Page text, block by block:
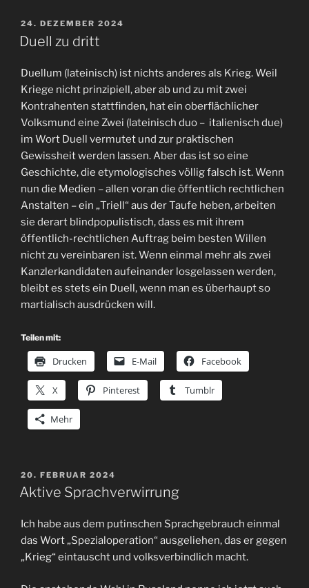
VERÖFFENTLICHT
AM
24. DEZEMBER 2024
Duell zu dritt
Duellum (lateinisch) ist nichts anderes als Krieg. Weil
Kriege nicht prinzipiell, aber ab und zu mit zwei
Kontrahenten stattfinden, hat ein oberflächlicher
Volksmund eine Zwei (lateinisch duo – italienisch due)
im Wort Duell vermutet und zur praktischen
Gewissheit werden lassen. Aber das ist so eine
Geschichte, die etymologisches völlig falsch ist. Wenn
nun die Medien – allen voran die öffentlich rechtlichen
Anstalten – ein „Triell“ aus der Taufe heben, arbeiten
sie derart blindpopulistisch, dass es mit ihrem
öffentlich-rechtlichen Auftrag beim besten Willen
nicht zu vereinbaren ist. Wenn einmal mehr als zwei
Kanzlerkandidaten aufeinander losgelassen werden,
bleibt es stets ein Duell, wenn man es überhaupt so
martialisch ausdrücken will.
Teilen mit:
Drucken E-Mail Facebook
X Pinterest Tumblr
Mehr
VERÖFFENTLICHT
AM
20. FEBRUAR 2024
Aktive Sprachverwirrung
Ich habe aus dem putinschen Sprachgebrauch einmal
das Wort „Spezialoperation“ ausgeliehen, das er gegen
„Krieg“ eintauscht und volksverbindlich macht.